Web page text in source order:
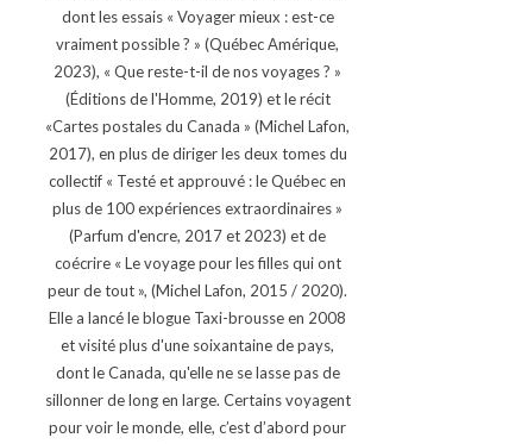
dont les essais « Voyager mieux : est-ce
vraiment possible ? » (Québec Amérique,
2023), « Que reste-t-il de nos voyages ? »
(Éditions de l'Homme, 2019) et le récit
«Cartes postales du Canada » (Michel Lafon,
2017), en plus de diriger les deux tomes du
collectif « Testé et approuvé : le Québec en
plus de 100 expériences extraordinaires »
(Parfum d'encre, 2017 et 2023) et de
coécrire « Le voyage pour les filles qui ont
peur de tout », (Michel Lafon, 2015 / 2020).
Elle a lancé le blogue Taxi-brousse en 2008
et visité plus d'une soixantaine de pays,
dont le Canada, qu'elle ne se lasse pas de
sillonner de long en large. Certains voyagent
pour voir le monde, elle, c’est d’abord pour